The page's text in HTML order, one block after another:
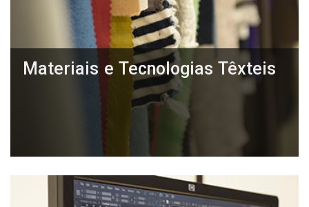
Materiais e Tecnologias Têxteis